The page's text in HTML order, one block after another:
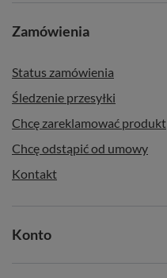
Zamówienia
Status zamówienia
Śledzenie przesyłki
Chcę zareklamować produkt
Chcę odstąpić od umowy
Kontakt
Konto